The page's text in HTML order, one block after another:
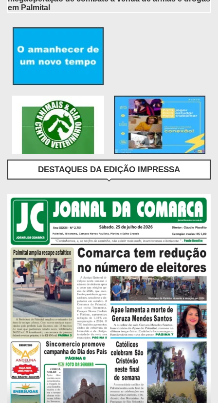
em Palmital
DESTAQUES DA EDIÇÃO IMPRESSA